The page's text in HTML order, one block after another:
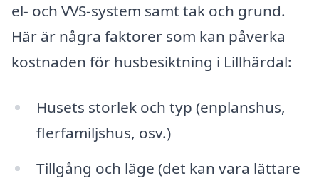
el- och VVS-system samt tak och grund.
Här är några faktorer som kan påverka
kostnaden för husbesiktning i Lillhärdal:
Husets storlek och typ (enplanshus,
flerfamiljshus, osv.)
Tillgång och läge (det kan vara lättare